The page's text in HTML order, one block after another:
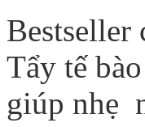
Bestseller
Tẩy tế
giúp nhẹ